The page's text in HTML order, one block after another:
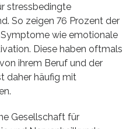
stressbedingte
So zeigen 76 Prozent der
wie emotionale
Diese haben oftmals
ihrem Beruf und der
daher häufig mit
Gesellschaft für